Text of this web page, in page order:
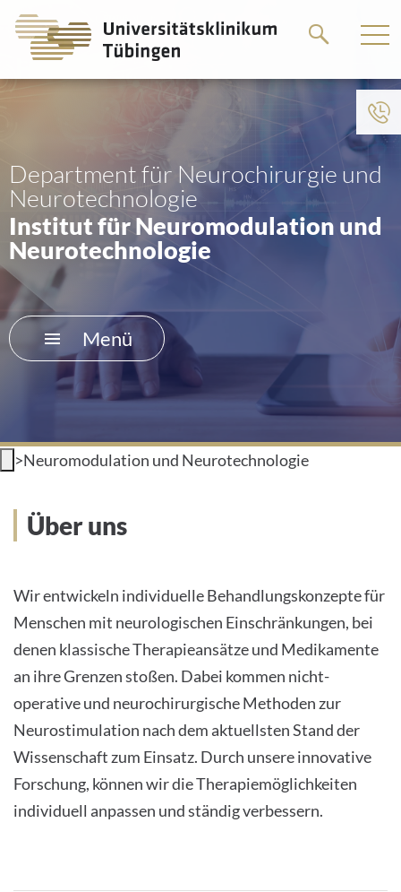
zum
Department für Neurochirurgie und
Neurotechnologie
Institut für Neuromodulation und
Neurotechnologie
Menü
>Neuromodulation und Neurotechnologie
Über uns
Wir entwickeln individuelle Behandlungskonzepte für
Menschen mit neurologischen Einschränkungen, bei
denen klassische Therapieansätze und Medikamente
an ihre Grenzen stoßen. Dabei kommen nicht-
operative und neurochirurgische Methoden zur
Neurostimulation nach dem aktuellsten Stand der
Wissenschaft zum Einsatz. Durch unsere innovative
Forschung, können wir die Therapiemöglichkeiten
individuell anpassen und ständig verbessern.
zum